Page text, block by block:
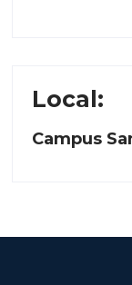
Local:
Campus